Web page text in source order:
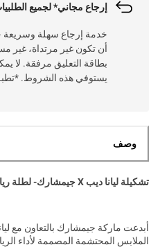
إرجاع مجاني* لجميع
أن تكون غير مرتداة، غير
بطاقة التعليق مرفقة. لا
يستوفي هذه الشروط.
وصف
تشكيلة ليانا ديب X جيمشارك- لطلة رياضية مثالية
أبدعت ماركة جيمشارك بالتعاون مع
الملابس المحتشمة المصممة لأداء